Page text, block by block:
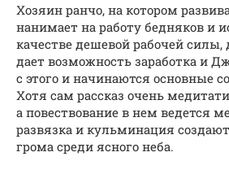
Хозяин ранчо, на котором
нанимает на работу бедняков и
качестве дешевой рабочей
дает возможность заработка и
с этого и начинаются основные
Хотя сам рассказ очень
а повествование в нем ведется
развязка и кульминация
грома среди ясного неба.